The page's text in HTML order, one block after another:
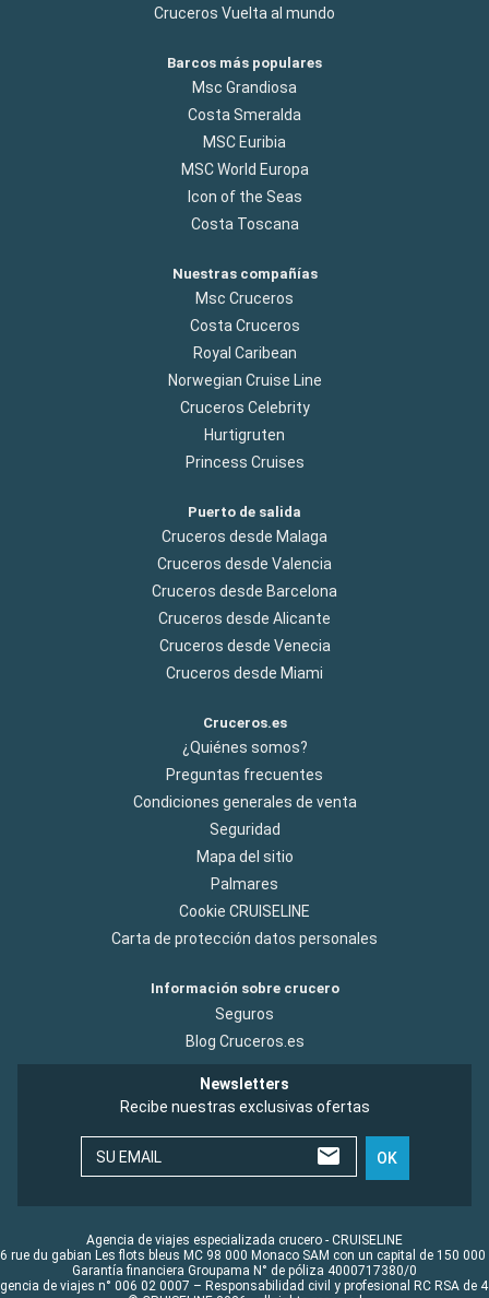
Cruceros Vuelta al mundo
Barcos más populares
Msc Grandiosa
Costa Smeralda
MSC Euribia
MSC World Europa
Icon of the Seas
Costa Toscana
Nuestras compañías
Msc Cruceros
Costa Cruceros
Royal Caribean
Norwegian Cruise Line
Cruceros Celebrity
Hurtigruten
Princess Cruises
Puerto de salida
Cruceros desde Malaga
Cruceros desde Valencia
Cruceros desde Barcelona
Cruceros desde Alicante
Cruceros desde Venecia
Cruceros desde Miami
Cruceros.es
¿Quiénes somos?
Preguntas frecuentes
Condiciones generales de venta
Seguridad
Mapa del sitio
Palmares
Cookie CRUISELINE
Carta de protección datos personales
Información sobre crucero
Seguros
Blog Cruceros.es
Newsletters
Recibe nuestras exclusivas ofertas
SU EMAIL OK
Agencia de viajes especializada crucero - CRUISELINE
rue du gabian Les flots bleus MC 98 000 Monaco SAM con un capital de 150 000
Garantía financiera Groupama N° de póliza 4000717380/0
de viajes n° 006 02 0007 – Responsabilidad civil y profesional RC RSA de